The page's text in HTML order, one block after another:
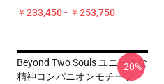
￥233,450 - ￥253,750
Beyond Two Souls ユニークな
精神コンパニオンモチーフ
-20%